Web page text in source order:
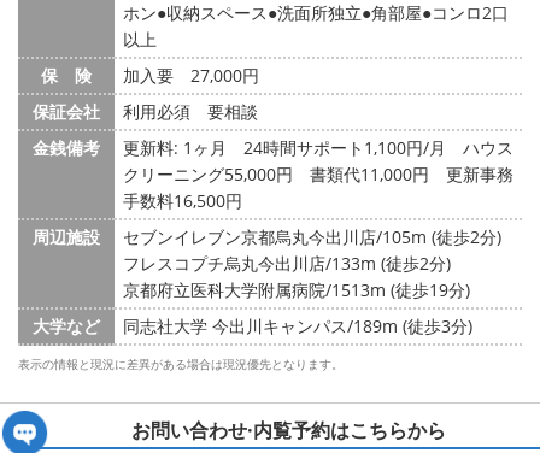
ホン 収納スペース 洗面所独立 角部屋 コンロ2口
以上
保 険
加入要 27,000円
保証会社
利用必須 要相談
金銭備考
更新料: 1ヶ月
24時間サポート1,100円/月 ハウス
クリーニング55,000円 書類代11,000円 更新事務
手数料16,500円
周辺施設
セブンイレブン京都烏丸今出川店/105m (徒歩2分)
フレスコプチ烏丸今出川店/133m (徒歩2分)
京都府立医科大学附属病院/1513m (徒歩19分)
大学など
同志社大学 今出川キャンパス/189m (徒歩3分)
表示の情報と現況に差異がある場合は現況優先となります。
お問い合わせ·内覧予約はこちらから